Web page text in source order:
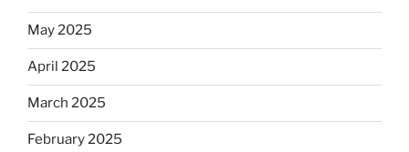
May 2025
April 2025
March 2025
February 2025